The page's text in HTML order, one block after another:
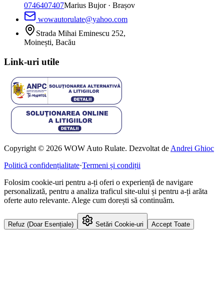
0746407407Marius Bujor · Brașov
wowautorulate@yahoo.com
Strada Mihai Eminescu 252,
Moinești, Bacău
Link-uri utile
Copyright © 2026 WOW Auto Rulate. Dezvoltat de Andrei Ghioc
Politică confidențialitate·Termeni și condiții
Folosim cookie-uri pentru a-ți oferi o experiență de navigare
personalizată, pentru a analiza traficul site-ului și pentru a-ți arăta
oferte auto relevante. Alege cum dorești să continuăm.
Refuz (Doar Esențiale) Setări Cookie-uri Accept Toate